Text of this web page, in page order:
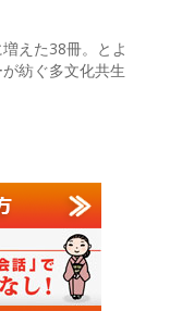
えた38冊。とよ
紡ぐ多文化共生